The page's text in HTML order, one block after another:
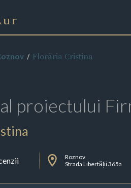
Florăria Cristina
proiectului
Roznov
Strada Libertății 365a